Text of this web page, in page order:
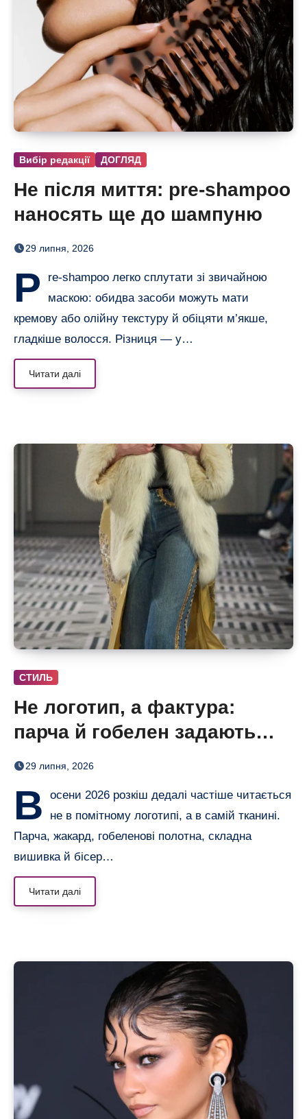
Вибір редакції ДОГЛЯД
Не після миття: pre-shampoo
наносять ще до шампуню
29 липня, 2026
P
re-shampoo легко сплутати зі звичайною
маскою: обидва засоби можуть мати
кремову або олійну текстуру й обіцяти м’якше,
гладкіше волосся. Різниця — у…
Читати далі
СТИЛЬ
Не логотип, а фактура:
парча й гобелен задають
нову розкіш осені
29 липня, 2026
В
осени 2026 розкіш дедалі частіше читається
не в помітному логотипі, а в самій тканині.
Парча, жакард, гобеленові полотна, складна
вишивка й бісер…
Читати далі